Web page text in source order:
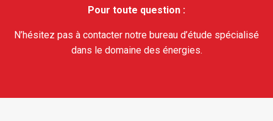
Pour toute question :
N’hésitez pas à contacter notre bureau d’étude spécialisé
dans le domaine des énergies.